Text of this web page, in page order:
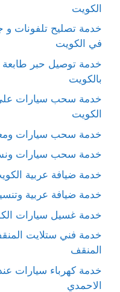
الكويت
خدمة تصليح تلفونات و
في الكويت
خدمة توصيل حبر طابعة
بالكويت
خدمة سحب سيارات
الكويت
خدمة سحب سيارات
خدمة سحب سيارات
خدمة ضيافة عربية الكويت 66875552 خدمة
خدمة ضيافة عربية
خدمة غسيل سيارات
خدمة فني ستلايت
المنقف
خدمة كهرباء سيارات
الاحمدي